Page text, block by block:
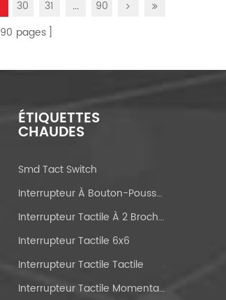
30 31 ...
90
90 pages
ÉTIQUETTES
CHAUDES
Smd Tact Switch
Interrupteur À Bouton-Poussoir
Interrupteur Tactile À 2 Broches
Interrupteur Tactile 6x6
Interrupteur Tactile Tactile
Interrupteur Tactile Momentané